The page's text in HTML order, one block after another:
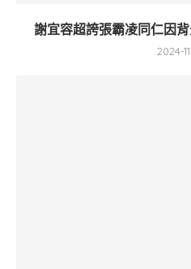
謝宜容超誇張霸凌同仁因
2024-